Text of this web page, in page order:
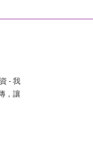
- 我
，讓